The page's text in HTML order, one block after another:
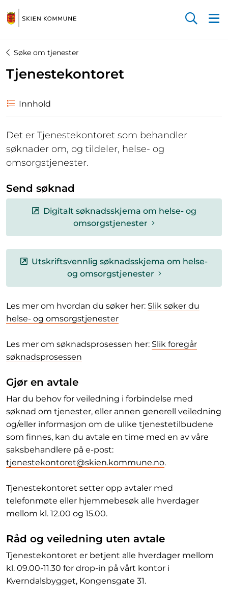
Søke om tjenester
Tjenestekontoret
Innhold
Det er Tjenestekontoret som behandler
søknader om, og tildeler, helse- og
omsorgstjenester.
Send søknad
Digitalt søknadsskjema om helse- og
omsorgstjenester
Utskriftsvennlig søknadsskjema om helse-
og omsorgstjenester
Les mer om hvordan du søker her: Slik søker du
helse- og omsorgstjenester
Les mer om søknadsprosessen her: Slik foregår
søknadsprosessen
Gjør en avtale
Har du behov for veiledning i forbindelse med
søknad om tjenester, eller annen generell veiledning
og/eller informasjon om de ulike tjenestetilbudene
som finnes, kan du avtale en time med en av våre
saksbehandlere på e-post:
tjenestekontoret@skien.kommune.no.
Tjenestekontoret setter opp avtaler med
telefonmøte eller hjemmebesøk alle hverdager
mellom kl. 12.00 og 15.00.
Råd og veiledning uten avtale
Tjenestekontoret er betjent alle hverdager mellom
kl. 09.00-11.30 for drop-in på vårt kontor i
Kverndalsbygget, Kongensgate 31.